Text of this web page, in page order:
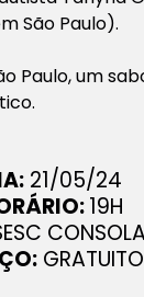
São Paulo).
Paulo, um
21/05/24
19H
GRATUITO